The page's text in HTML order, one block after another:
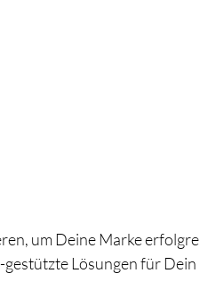
Lösungen für